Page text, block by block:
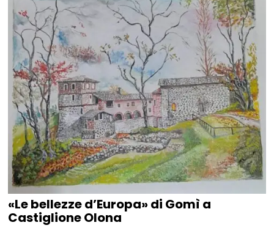
«Le bellezze d’Europa» di Gomì a
Castiglione Olona